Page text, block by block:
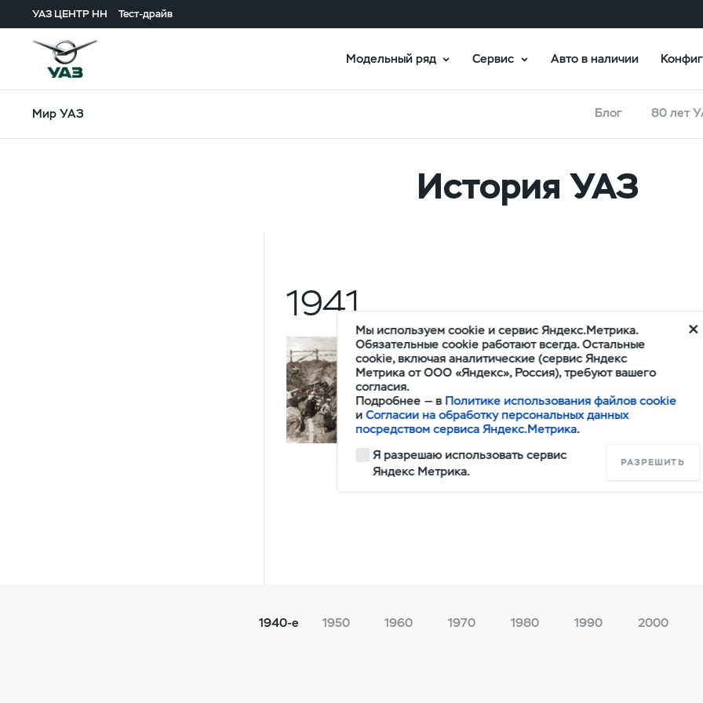
УАЗ ЦЕНТР НН Тест-драйв
Модельный ряд Сервис Авто в наличии
Мир УАЗ Блог 80 лет
История УАЗ
1941
В июле 1941 года Государственный
СССР принимает решение об эвакуации
ряда крупнейших предприятий. Было
решение об открытии сборочного
Завода Имени Сталина (ЗИС) в
Правительства СССР в октябре 1941 г. часть
коллектива Московского автомобильного
в г. Ульяновск. К началу 1942 года цех
выпустил свою первую продукцию —
1940 1950 1960 1970 1980 1990 2000
Мы используем cookie и сервис Яндекс.Метрика.
Обязательные cookie работают всегда. Остальные
cookie, включая аналитические (сервис Яндекс
Метрика от ООО «Яндекс», Россия), требуют вашего
согласия.
Подробнее — в Политике использования файлов cookie
иСогласии на обработку персональных данных
посредством сервиса Яндекс.Метрика.
Я разрешаю использовать сервис
Яндекс Метрика.
РАЗРЕШИТЬ